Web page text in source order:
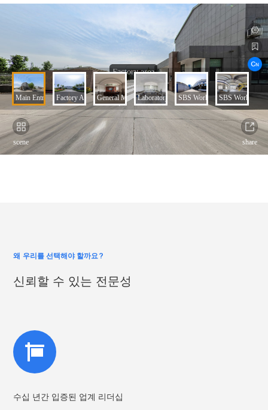
왜 우리를 선택해야 할까요?
신뢰할 수 있는 전문성

수십 년간 입증된 업계 리더십